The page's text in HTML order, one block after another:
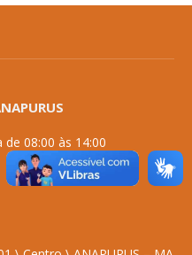
08:00 às 14:00